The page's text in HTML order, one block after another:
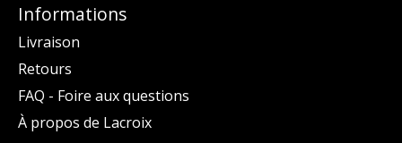
Informations
Livraison
Retours
FAQ - Foire aux questions
À propos de Lacroix